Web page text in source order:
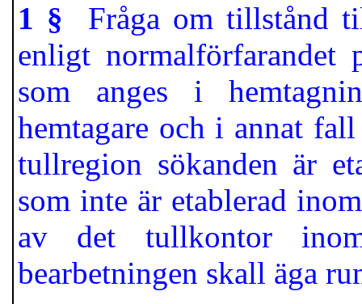
1 § Fråga om tillstånd
enligt
som anges i
hemtagare och i annat
tullregion sökanden är
som inte är etablerad
av det tullkontor
bearbetningen skall äga